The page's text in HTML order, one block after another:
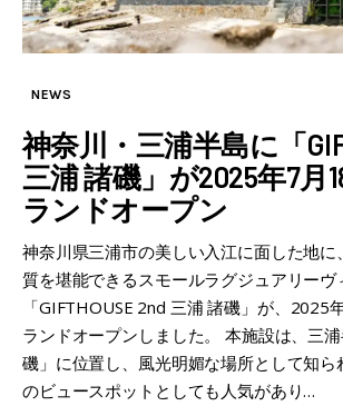
Privacy Policy
NEWS
神奈川・三浦半島に「
三浦 諸磯」が2025年7月
ランドオープン
神奈川県三浦市の美しい入江に面した地に
質を堪能できるスモールラグジュアリーヴ
「GIFTHOUSE 2nd 三浦 諸磯」が、2025
ランドオープンしました。 本施設は、三
磯」に位置し、風光明媚な場所として知ら
のビュースポットとしても人気があり…